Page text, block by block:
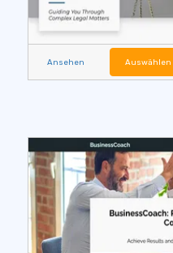
Ansehen Auswählen